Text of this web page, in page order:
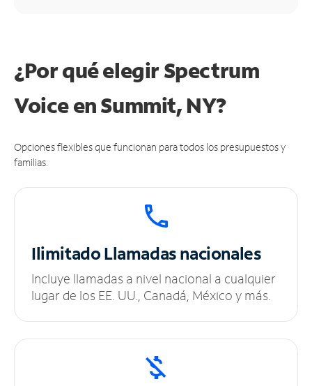
¿Por qué elegir Spectrum
Voice en Summit, NY?
Opciones flexibles que funcionan para todos los presupuestos y
familias.
IlimitadoLlamadas nacionales
Incluye llamadas a nivel nacional a cualquier
lugar de los EE. UU., Canadá, México y más.